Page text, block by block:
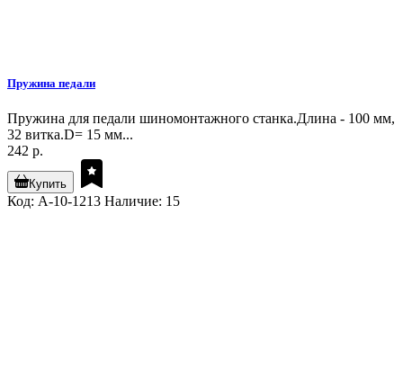
Пружина педали
Пружина для педали шиномонтажного станка.Длина - 100 мм,
32 витка.D= 15 мм...
242 р.
Купить
Код: A-10-1213 Наличие: 15